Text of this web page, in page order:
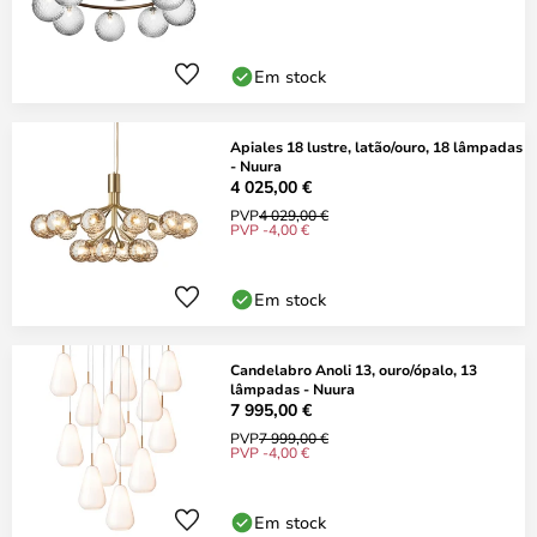
Em stock
Apiales 18 lustre, latão/ouro, 18 lâmpadas
- Nuura
4 025,00 €
PVP4 029,00 €
PVP -4,00 €
Em stock
Candelabro Anoli 13, ouro/ópalo, 13
lâmpadas - Nuura
7 995,00 €
PVP7 999,00 €
PVP -4,00 €
Em stock